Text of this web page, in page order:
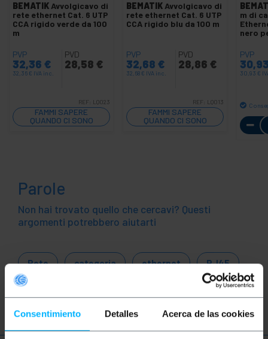
Consentimiento Detalles Acerca de las cookies
BEMATIK Avvolgicavo di
rete ethernet Cat. 6 UTP
CCA rigido verde da 100
m
PVP
32,36 €
32,36 € IVA inc.
PVD
28,58 €
REF: LQ023
FAMMI SAPERE
QUANDO CI SONO
SCORTE
BEMATIK Avvolgicavo di
rete ethernet Cat. 6 UTP
CCA rigido blu da 100 m
PVP
32,68 €
32,68 € IVA inc.
PVD
28,86 €
REF: LQ013
FAMMI SAPERE
QUANDO CI SONO
SCORTE
m di
nero
PVP
30,93 €
Parole
Non hai trovato quello che cercavi? Questi
argomenti potrebbero aiutarti
Rete categoria ethernet RJ45